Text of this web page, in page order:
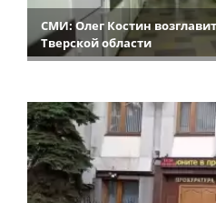
СМИ: Олег Костин
Тверской области